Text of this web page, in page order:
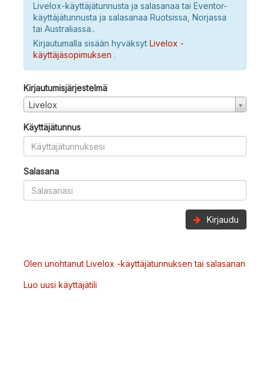
Livelox-käyttäjätunnusta ja salasanaa tai Eventor-
käyttäjätunnusta ja salasanaa Ruotsissa, Norjassa
tai Australiassa..
Kirjautumalla sisään hyväksyt Livelox -
käyttäjäsopimuksen .
Kirjautumisjärjestelmä
Livelox
Käyttäjätunnus
Salasana
Kirjaudu
Olen unohtanut Livelox -käyttäjätunnuksen tai salasanan
Luo uusi käyttäjätili